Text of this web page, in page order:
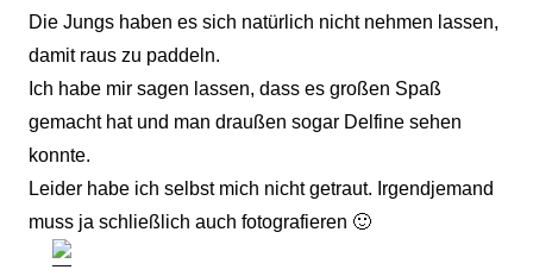
Die Jungs haben es sich natürlich nicht nehmen lassen,
damit raus zu paddeln.
Ich habe mir sagen lassen, dass es großen Spaß
gemacht hat und man draußen sogar Delfine sehen
konnte.
Leider habe ich selbst mich nicht getraut. Irgendjemand
muss ja schließlich auch fotografieren 🙂